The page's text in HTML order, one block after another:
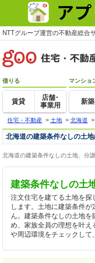
NTTグループ運営の不動産総合
借りる
賃貸
店舗･
事業用
マンショ
新築
住宅・不動産 > 土地 > 北海道 >
北海道の建築条件なしの土
北海道の建築条件なしの土地、分
建築条件なしの土
注文住宅を建てる土地を
します。土地に建築条件
ん。建築条件なしの土地
め、家族全員の理想を叶え
や周辺環境をチェックして